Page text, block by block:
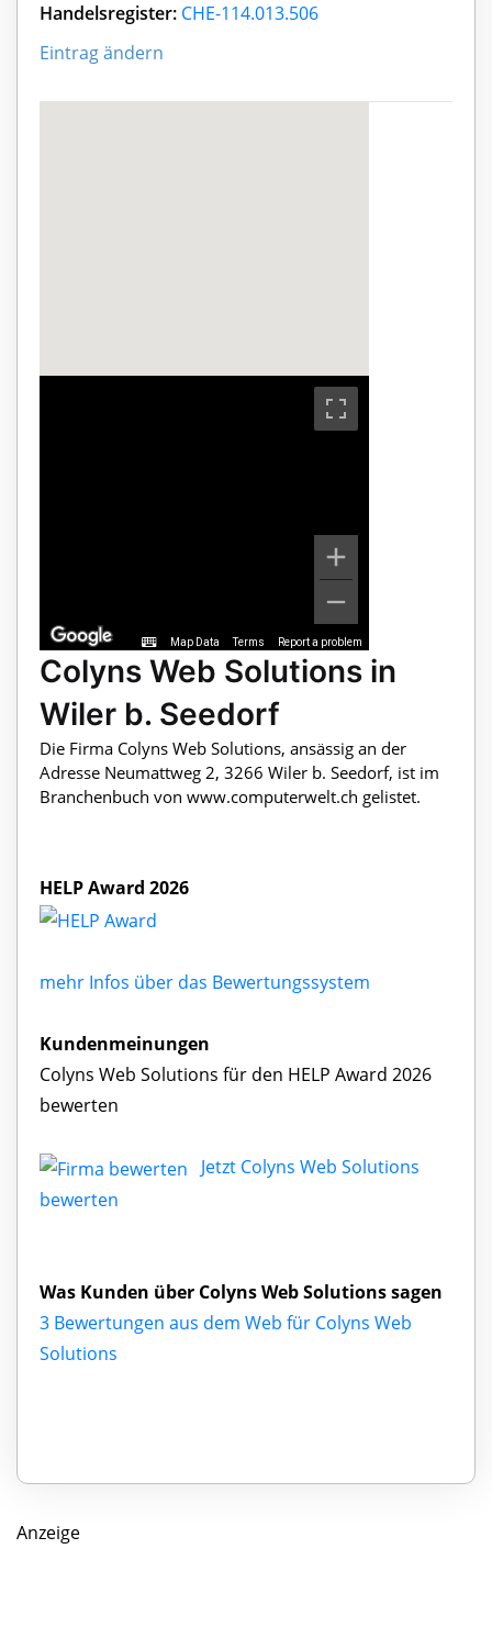
Handelsregister: CHE-114.013.506
Eintrag ändern
Map Data Terms Report a problem
Colyns Web Solutions in
Wiler b. Seedorf
Die Firma Colyns Web Solutions, ansässig an der
Adresse Neumattweg 2, 3266 Wiler b. Seedorf, ist im
Branchenbuch von www.computerwelt.ch gelistet.
HELP Award 2026
mehr Infos über das Bewertungssystem
Kundenmeinungen
Colyns Web Solutions für den HELP Award 2026
bewerten
Jetzt Colyns Web Solutions
bewerten
Was Kunden über Colyns Web Solutions sagen
3 Bewertungen aus dem Web für Colyns Web
Solutions
Anzeige